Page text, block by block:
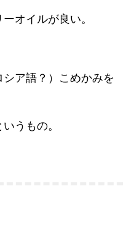
オイルが良い。
ア語？）こめかみを
うもの。